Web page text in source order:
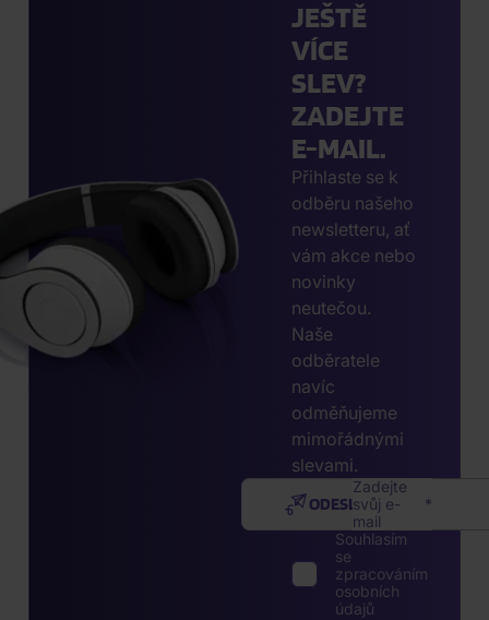
JEŠTĚ
VÍCE
SLEV?
ZADEJTE
E-MAIL.
Přihlaste se k
odběru našeho
newsletteru, ať
vám akce nebo
novinky
neutečou.
Naše
odběratele
navíc
odměňujeme
mimořádnými
slevami.
Zadejte
svůj e-
mail
ODESLAT
Souhlasím
se
zpracováním
osobních
údajů